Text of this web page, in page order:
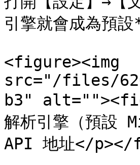
引擎就會成為預設
<figure><img
src="/files/
b3"
解析引擎（預設
API 地址</